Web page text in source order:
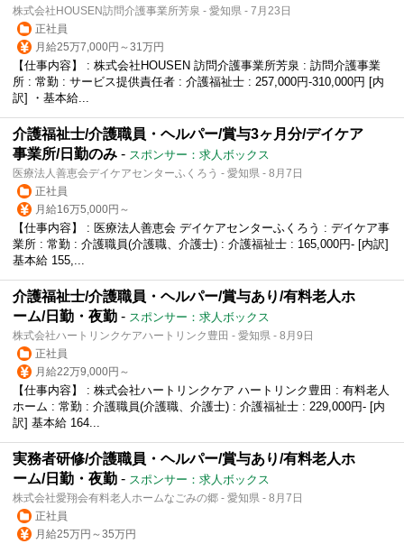
株式会社HOUSEN訪問介護事業所芳泉 - 愛知県 - 7月23日
正社員
月給25万7,000円～31万円
【仕事内容】 : 株式会社HOUSEN 訪問介護事業所芳泉 : 訪問介護事業
所 : 常勤 : サービス提供責任者 : 介護福祉士 : 257,000円-310,000円 [内
訳] ・基本給...
介護福祉士/介護職員・ヘルパー/賞与3ヶ月分/デイケア
事業所/日勤のみ - スポンサー：求人ボックス
医療法人善恵会デイケアセンターふくろう - 愛知県 - 8月7日
正社員
月給16万5,000円～
【仕事内容】 : 医療法人善恵会 デイケアセンターふくろう : デイケア事
業所 : 常勤 : 介護職員(介護職、介護士) : 介護福祉士 : 165,000円- [内訳]
基本給 155,...
介護福祉士/介護職員・ヘルパー/賞与あり/有料老人ホ
ーム/日勤・夜勤 - スポンサー：求人ボックス
株式会社ハートリンクケアハートリンク豊田 - 愛知県 - 8月9日
正社員
月給22万9,000円～
【仕事内容】 : 株式会社ハートリンクケア ハートリンク豊田 : 有料老人
ホーム : 常勤 : 介護職員(介護職、介護士) : 介護福祉士 : 229,000円- [内
訳] 基本給 164...
実務者研修/介護職員・ヘルパー/賞与あり/有料老人ホ
ーム/日勤・夜勤 - スポンサー：求人ボックス
株式会社愛翔会有料老人ホームなごみの郷 - 愛知県 - 8月7日
正社員
月給25万円～35万円